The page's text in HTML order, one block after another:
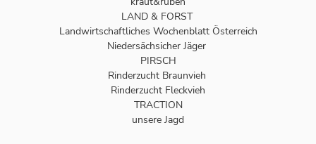
LAND & FORST
Landwirtschaftliches Wochenblatt Österreich
Niedersächsicher Jäger
PIRSCH
Rinderzucht Braunvieh
Rinderzucht Fleckvieh
TRACTION
unsere Jagd